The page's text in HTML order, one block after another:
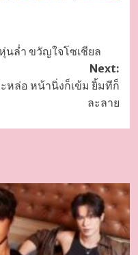
ล่ำ ขวัญใจโซเชียล
Next:
หล่อ หน้านิ่งก็เข้ม ยิ้มทีก็
ละลาย